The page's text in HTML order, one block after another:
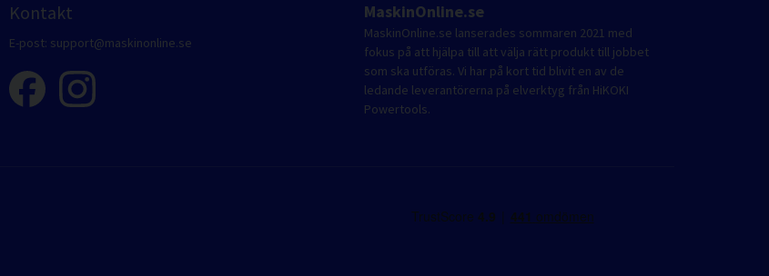
Kontakt
E-post: support@maskinonline.se
MaskinOnline.se
MaskinOnline.se lanserades sommaren 2021 med
fokus på att hjälpa till att välja rätt produkt till jobbet
som ska utföras. Vi har på kort tid blivit en av de
ledande leverantörerna på elverktyg från HiKOKI
Powertools.